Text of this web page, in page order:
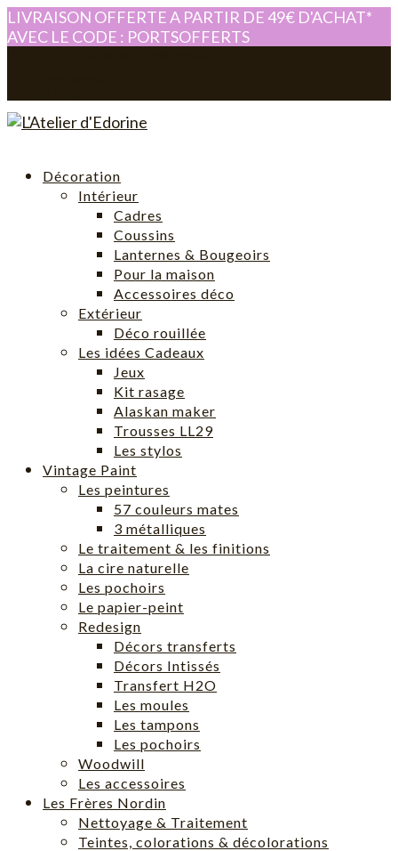
LIVRAISON OFFERTE A PARTIR DE 49€ D'ACHAT*
AVEC LE CODE : PORTSOFFERTS
Décoration
Intérieur
Cadres
Coussins
Lanternes & Bougeoirs
Pour la maison
Accessoires déco
Extérieur
Déco rouillée
Les idées Cadeaux
Jeux
Kit rasage
Alaskan maker
Trousses LL29
Les stylos
Vintage Paint
Les peintures
57 couleurs mates
3 métalliques
Le traitement & les finitions
La cire naturelle
Les pochoirs
Le papier-peint
Redesign
Décors transferts
Décors Intissés
Transfert H2O
Les moules
Les tampons
Les pochoirs
Woodwill
Les accessoires
Les Frères Nordin
Nettoyage & Traitement
Teintes, colorations & décolorations